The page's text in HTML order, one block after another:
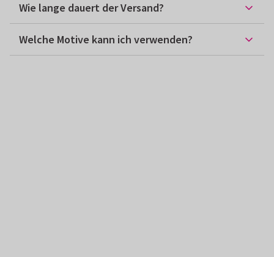
Wie lange dauert der Versand?
Welche Motive kann ich verwenden?